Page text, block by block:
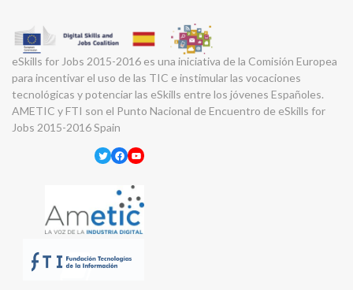
eSkills for Jobs 2015-2016 es una iniciativa de la Comisión Europea
para incentivar el uso de las TIC e instimular las vocaciones
tecnológicas y potenciar las eSkills entre los jóvenes Españoles.
AMETIC y FTI son el Punto Nacional de Encuentro de eSkills for
Jobs 2015-2016 Spain
Twitter
Facebook
YouTube